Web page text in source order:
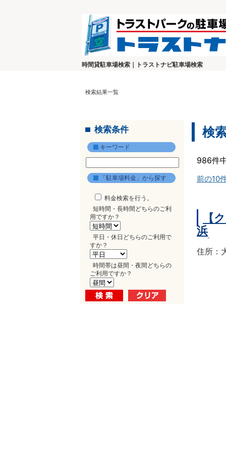
時間貸駐車場検索｜トラストナビ駐車場検索
検索結果一覧
検索条件
キーワード
「駐車場料金」から探す
料金検索を行う。
短時間・長時間どちらのご利
用ですか？
平日・休日どちらのご利用で
すか？
時間帯は昼間・夜間どちらの
ご利用ですか？
検
986件
前の10
【
浜
住所：